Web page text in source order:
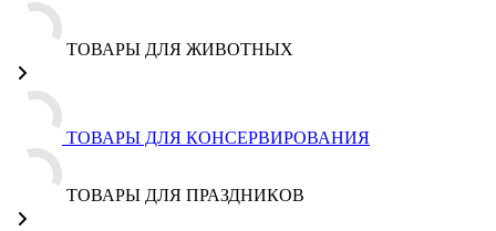
ТОВАРЫ ДЛЯ ЖИВОТНЫХ
ТОВАРЫ ДЛЯ КОНСЕРВИРОВАНИЯ
ТОВАРЫ ДЛЯ ПРАЗДНИКОВ